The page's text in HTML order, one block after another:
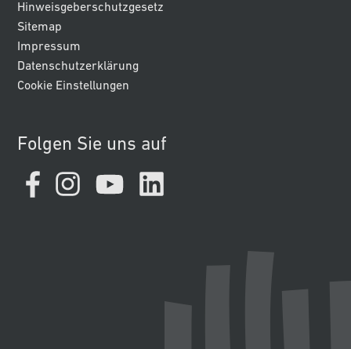
Hinweisgeberschutzgesetz
Sitemap
Impressum
Datenschutzerklärung
Cookie Einstellungen
Folgen Sie uns auf